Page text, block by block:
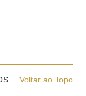
Voltar ao Topo